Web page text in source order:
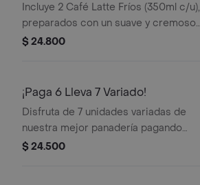
Incluye 2 Café Latte Fríos (350ml c/u),
preparados con un suave y cremoso
espresso porciento colombiano, la
compartir.
$ 24.800
¡Paga 6 Lleva 7 Variado!
Disfruta de 7 unidades variadas de
nuestra mejor panadería pagando
solo 6. Un mix perfecto que incluye
$ 24.500